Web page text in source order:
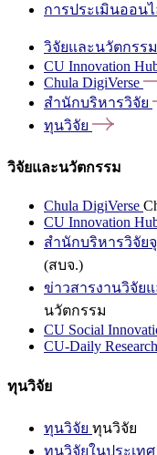
การประเมินออน
วิจัยและนวัตกรรม
CU Innovation
Chula DigiVerse
สำนักบริหารวิจัย
ทุนวิจัย
วิจัยและนวัตกรรม
Chula DigiVerse
CU Innovation
สำนักบริหารวิจัย
(สบจ.)
ข่าวสารงานวิจัย
นวัตกรรม
CU Social
CU-Daily Research
ทุนวิจัย
ทุนวิจัย ทุนวิจัย
ทุนวิจัยในประเทศ